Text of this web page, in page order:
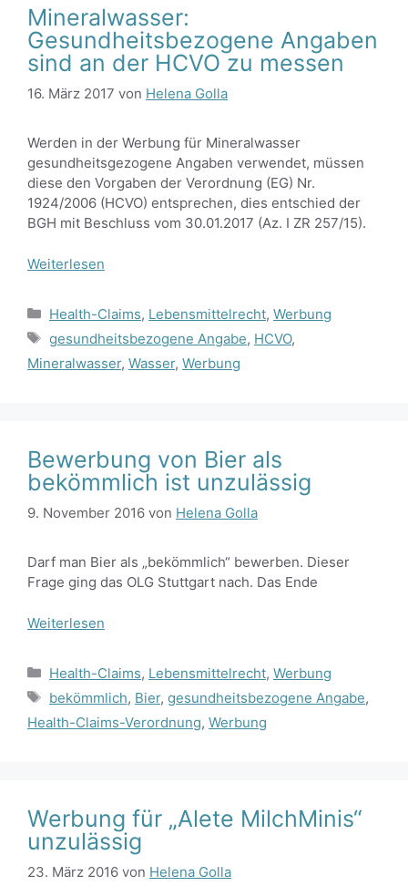
Mineralwasser:
Gesundheitsbezogene Angaben
sind an der HCVO zu messen
16. März 2017 von Helena Golla
Werden in der Werbung für Mineralwasser
gesundheitsgezogene Angaben verwendet, müssen
diese den Vorgaben der Verordnung (EG) Nr.
1924/2006 (HCVO) entsprechen, dies entschied der
BGH mit Beschluss vom 30.01.2017 (Az. I ZR 257/15).
Weiterlesen
Kategorien
Health-Claims, Lebensmittelrecht, Werbung
Schlagwörter
gesundheitsbezogene Angabe, HCVO,
Mineralwasser, Wasser, Werbung
Bewerbung von Bier als
bekömmlich ist unzulässig
9. November 2016 von Helena Golla
Darf man Bier als „bekömmlich“ bewerben. Dieser
Frage ging das OLG Stuttgart nach. Das Ende
Weiterlesen
Kategorien
Health-Claims, Lebensmittelrecht, Werbung
Schlagwörter
bekömmlich, Bier, gesundheitsbezogene Angabe,
Health-Claims-Verordnung, Werbung
Werbung für „Alete MilchMinis“
unzulässig
23. März 2016 von Helena Golla